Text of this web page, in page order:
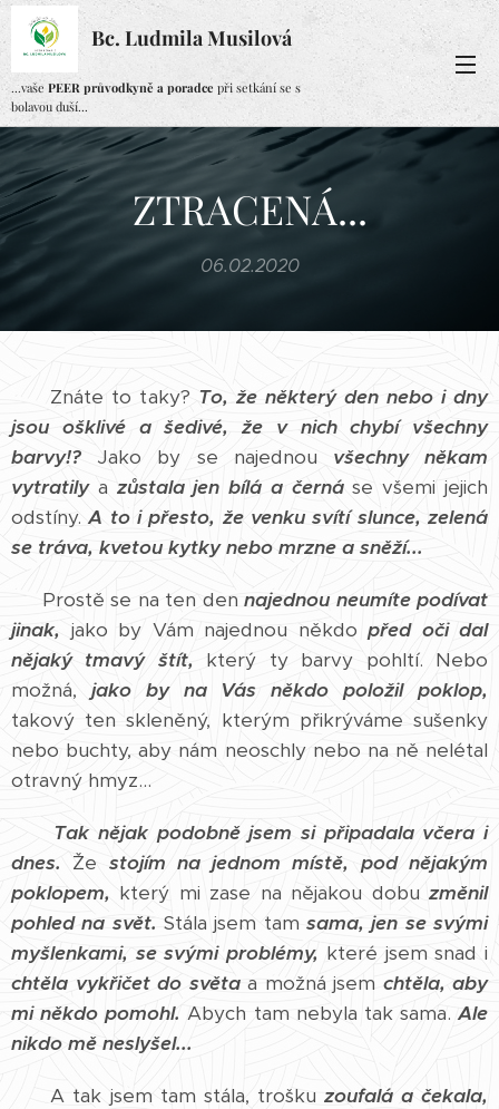
Bc. Ludmila Musilová
...vaše PEER průvodkyně a poradce při setkání se s
bolavou duší...
ZTRACENÁ...
06.02.2020
Znáte to taky? To, že některý den nebo i dny
jsou ošklivé a šedivé, že v nich chybí všechny
barvy!?
Jako by se najednou všechny někam
vytratilya zůstala jen bílá a černáse všemi jejich
odstíny.A to i přesto, že venku svítí slunce, zelená
se tráva, kvetou kytky nebo mrzne a sněží...
Prostě se na ten den najednou neumíte podívat
jinak, jako by Vám najednou někdo před oči dal
nějaký tmavý štít, který ty barvy pohltí. Nebo
možná, jako by na Vás někdo položil poklop,
takový ten skleněný, kterým přikrýváme sušenky
nebo buchty, aby nám neoschly nebo na ně nelétal
otravný hmyz...
Tak nějak podobně jsem si připadala včera i
dnes. Že stojím na jednom místě, pod nějakým
poklopem, který mi zase na nějakou dobu změnil
pohled na svět. Stála jsem tamsama, jen se svými
myšlenkami, se svými problémy, které jsem snad i
chtěla vykřičet do světaa možná jsem chtěla, aby
mi někdo pomohl. Abych tam nebyla tak sama.Ale
nikdo mě neslyšel...
A tak jsem tam stála, trošku zoufalá a čekala,